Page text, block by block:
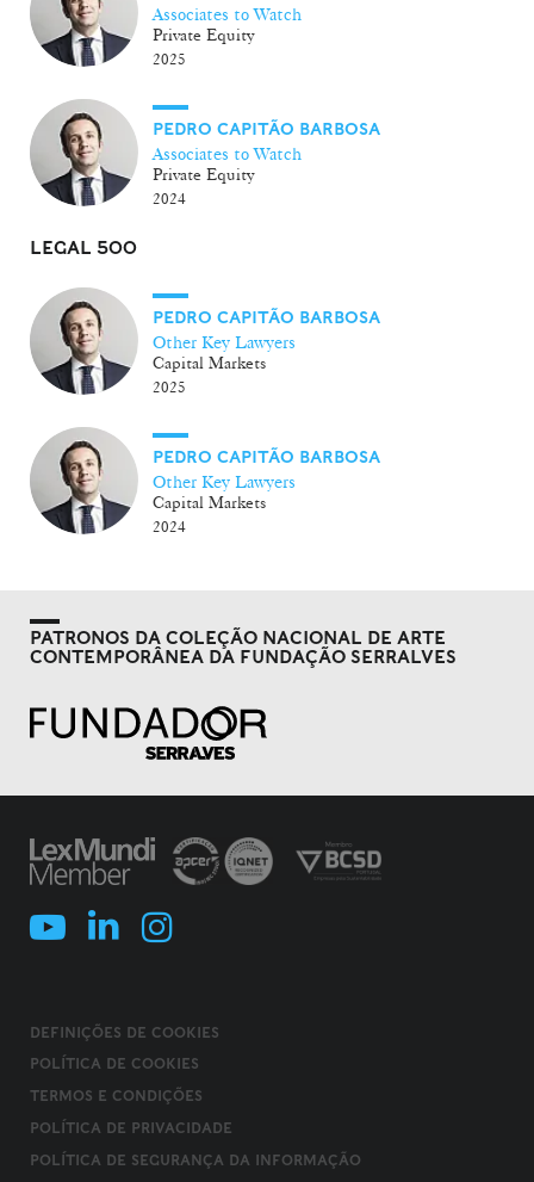
Associates to Watch
Private Equity
2025
PEDRO CAPITÃO BARBOSA
Associates to Watch
Private Equity
2024
LEGAL 500
PEDRO CAPITÃO BARBOSA
Other Key Lawyers
Capital Markets
2025
PEDRO CAPITÃO BARBOSA
Other Key Lawyers
Capital Markets
2024
PATRONOS DA COLEÇÃO NACIONAL DE ARTE
CONTEMPORÂNEA DA FUNDAÇÃO SERRALVES
DEFINIÇÕES DE COOKIES
POLÍTICA DE COOKIES
TERMOS E CONDIÇÕES
POLÍTICA DE PRIVACIDADE
POLÍTICA DE SEGURANÇA DA INFORMAÇÃO